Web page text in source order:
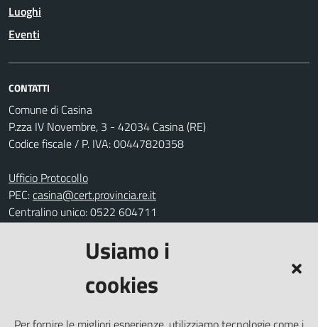
Usiamo i
cookies
Luoghi
Eventi
CONTATTI
Comune di Casina
P.zza IV Novembre, 3 - 42034 Casina (RE)
Codice fiscale / P. IVA: 00447820358
Ufficio Protocollo
PEC:casina@cert.provincia.re.it
Centralino unico: 0522 604711
Segnalazione disservizio